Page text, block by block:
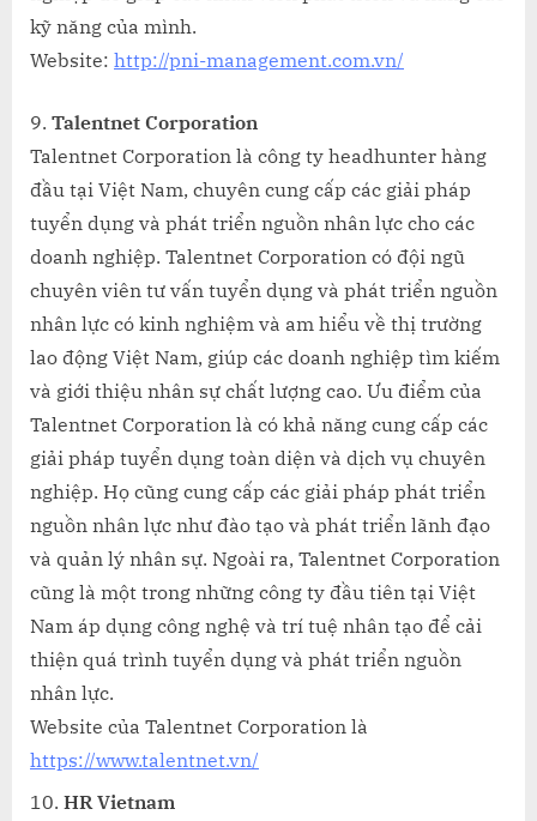
kỹ năng của mình.
Website: http://pni-management.com.vn/
Talentnet Corporation
Talentnet Corporation là công ty headhunter hàng
đầu tại Việt Nam, chuyên cung cấp các giải pháp
tuyển dụng và phát triển nguồn nhân lực cho các
doanh nghiệp. Talentnet Corporation có đội ngũ
chuyên viên tư vấn tuyển dụng và phát triển nguồn
nhân lực có kinh nghiệm và am hiểu về thị trường
lao động Việt Nam, giúp các doanh nghiệp tìm kiếm
và giới thiệu nhân sự chất lượng cao. Ưu điểm của
Talentnet Corporation là có khả năng cung cấp các
giải pháp tuyển dụng toàn diện và dịch vụ chuyên
nghiệp. Họ cũng cung cấp các giải pháp phát triển
nguồn nhân lực như đào tạo và phát triển lãnh đạo
và quản lý nhân sự. Ngoài ra, Talentnet Corporation
cũng là một trong những công ty đầu tiên tại Việt
Nam áp dụng công nghệ và trí tuệ nhân tạo để cải
thiện quá trình tuyển dụng và phát triển nguồn
nhân lực.
Website của Talentnet Corporation là
https://www.talentnet.vn/
HR Vietnam